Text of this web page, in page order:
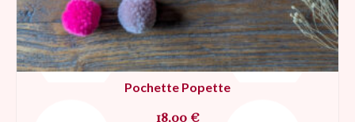
Pochette Popette
18,00 €